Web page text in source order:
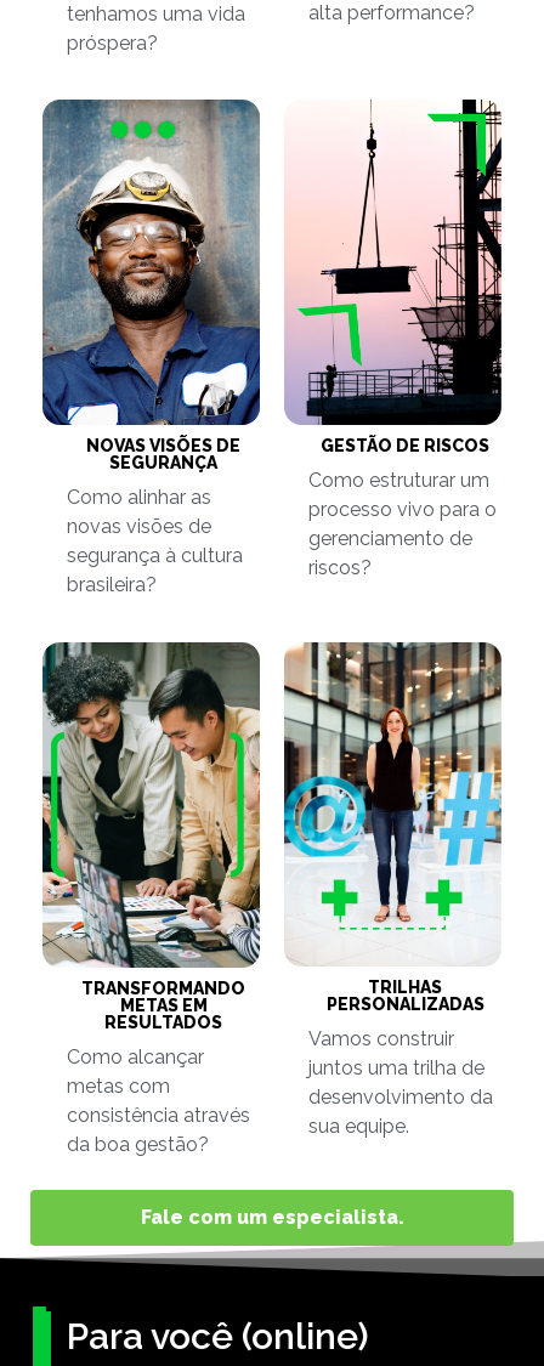
tenhamos uma vida
próspera?
alta performance?
NOVAS VISÕES DE
SEGURANÇA
Como alinhar as
novas visões de
segurança à cultura
brasileira?
GESTÃO DE RISCOS
Como estruturar um
processo vivo para o
gerenciamento de
riscos?
TRANSFORMANDO
METAS EM
RESULTADOS
Como alcançar
metas com
consistência através
da boa gestão?
TRILHAS
PERSONALIZADAS
Vamos construir
juntos uma trilha de
desenvolvimento da
sua equipe.
Fale com um especialista.
Para você (online)